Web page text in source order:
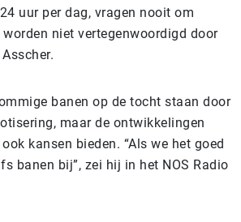
uur per dag, vragen nooit om
niet vertegenwoordigd door
banen op de tocht staan door
maar de ontwikkelingen
kansen bieden. “Als we het goed
banen bij”, zei hij in het NOS Radio